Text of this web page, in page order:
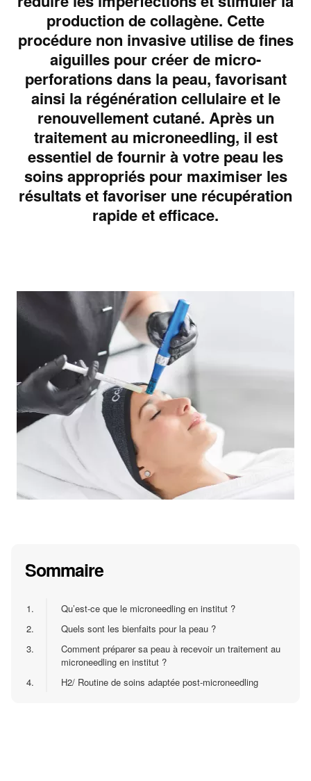
production de collagène. Cette
procédure non invasive utilise de fines
aiguilles pour créer de micro-
perforations dans la peau, favorisant
ainsi la régénération cellulaire et le
renouvellement cutané. Après un
traitement au microneedling, il est
essentiel de fournir à votre peau les
soins appropriés pour maximiser les
résultats et favoriser une récupération
rapide et efficace.
Sommaire
1.
Qu’est-ce que le microneedling en institut ?
2.
Quels sont les bienfaits pour la peau ?
3.
Comment préparer sa peau à recevoir un traitement au
microneedling en institut ?
4.
H2/ Routine de soins adaptée post-microneedling